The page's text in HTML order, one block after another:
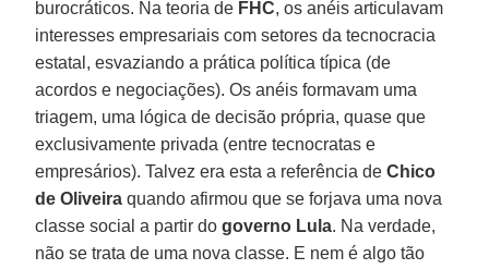
burocráticos. Na teoria de FHC, os anéis articulavam
interesses empresariais com setores da tecnocracia
estatal, esvaziando a prática política típica (de
acordos e negociações). Os anéis formavam uma
triagem, uma lógica de decisão própria, quase que
exclusivamente privada (entre tecnocratas e
empresários). Talvez era esta a referência deChico
de Oliveira quando afirmou que se forjava uma nova
classe social a partir dogoverno Lula. Na verdade,
não se trata de uma nova classe. E nem é algo tão